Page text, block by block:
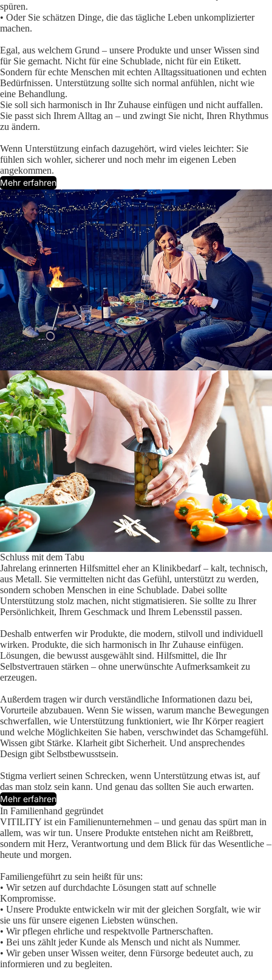
spüren.
• Oder Sie schätzen Dinge, die das tägliche Leben unkomplizierter
machen.
Egal, aus welchem Grund – unsere Produkte und unser Wissen sind
für Sie gemacht. Nicht für eine Schublade, nicht für ein Etikett.
Sondern für echte Menschen mit echten Alltagssituationen und echten
Bedürfnissen. Unterstützung sollte sich normal anfühlen, nicht wie
eine Behandlung.
Sie soll sich harmonisch in Ihr Zuhause einfügen und nicht auffallen.
Sie passt sich Ihrem Alltag an – und zwingt Sie nicht, Ihren Rhythmus
zu ändern.
Wenn Unterstützung einfach dazugehört, wird vieles leichter: Sie
fühlen sich wohler, sicherer und noch mehr im eigenen Leben
angekommen.
Mehr erfahren
Schluss mit dem Tabu
Jahrelang erinnerten Hilfsmittel eher an Klinikbedarf – kalt, technisch,
aus Metall. Sie vermittelten nicht das Gefühl, unterstützt zu werden,
sondern schoben Menschen in eine Schublade. Dabei sollte
Unterstützung stolz machen, nicht stigmatisieren. Sie sollte zu Ihrer
Persönlichkeit, Ihrem Geschmack und Ihrem Lebensstil passen.
Deshalb entwerfen wir Produkte, die modern, stilvoll und individuell
wirken. Produkte, die sich harmonisch in Ihr Zuhause einfügen.
Lösungen, die bewusst ausgewählt sind. Hilfsmittel, die Ihr
Selbstvertrauen stärken – ohne unerwünschte Aufmerksamkeit zu
erzeugen.
Außerdem tragen wir durch verständliche Informationen dazu bei,
Vorurteile abzubauen. Wenn Sie wissen, warum manche Bewegungen
schwerfallen, wie Unterstützung funktioniert, wie Ihr Körper reagiert
und welche Möglichkeiten Sie haben, verschwindet das Schamgefühl.
Wissen gibt Stärke. Klarheit gibt Sicherheit. Und ansprechendes
Design gibt Selbstbewusstsein.
Stigma verliert seinen Schrecken, wenn Unterstützung etwas ist, auf
das man stolz sein kann. Und genau das sollten Sie auch erwarten.
Mehr erfahren
In Familienhand gegründet
VITILITY ist ein Familienunternehmen – und genau das spürt man in
allem, was wir tun. Unsere Produkte entstehen nicht am Reißbrett,
sondern mit Herz, Verantwortung und dem Blick für das Wesentliche –
heute und morgen.
Familiengeführt zu sein heißt für uns:
• Wir setzen auf durchdachte Lösungen statt auf schnelle
Kompromisse.
• Unsere Produkte entwickeln wir mit der gleichen Sorgfalt, wie wir
sie uns für unsere eigenen Liebsten wünschen.
• Wir pflegen ehrliche und respektvolle Partnerschaften.
• Bei uns zählt jeder Kunde als Mensch und nicht als Nummer.
• Wir geben unser Wissen weiter, denn Fürsorge bedeutet auch, zu
informieren und zu begleiten.